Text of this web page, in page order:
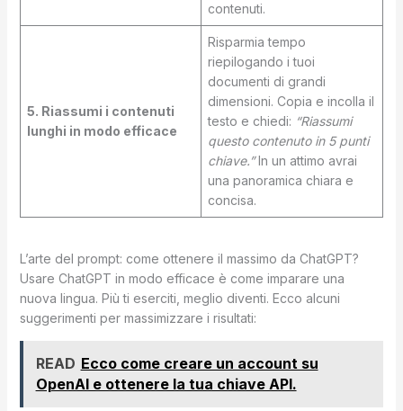
contenuti.
5. Riassumi i contenuti
lunghi in modo efficace
Risparmia tempo
riepilogando i tuoi
documenti di grandi
dimensioni. Copia e incolla il
testo e chiedi: “Riassumi
questo contenuto in 5 punti
chiave.”In un attimo avrai
una panoramica chiara e
concisa.
L’arte del prompt: come ottenere il massimo da ChatGPT?
Usare ChatGPT in modo efficace è come imparare una
nuova lingua. Più ti eserciti, meglio diventi. Ecco alcuni
suggerimenti per massimizzare i risultati:
READ Ecco come creare un account su
OpenAI e ottenere la tua chiave API.